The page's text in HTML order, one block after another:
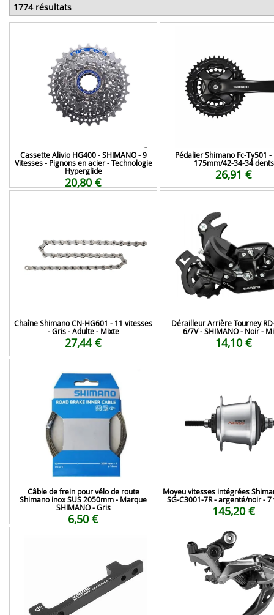
1774 résultats
Cassette Alivio HG400 - SHIMANO - 9
Vitesses - Pignons en acier - Technologie
Hyperglide
20,80 €
Pédalier Shimano Fc-Ty501 -
175mm/42-34-34 dents
26,91 €
Chaîne Shimano CN-HG601 - 11 vitesses
- Gris - Adulte - Mixte
27,44 €
Dérailleur Arrière Tourney
6/7V - SHIMANO - Noir -
14,10 €
Câble de frein pour vélo de route
Shimano inox SUS 2050mm - Marque
SHIMANO - Gris
6,50 €
Moyeu vitesses intégrées
SG-C3001-7R - argenté/noir - 7
145,20 €